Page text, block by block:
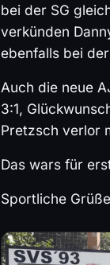
bei der SG
verkünden
ebenfalls bei
Auch die neue
3:1,
Pretzsch verlor
Das wars für
Sportliche